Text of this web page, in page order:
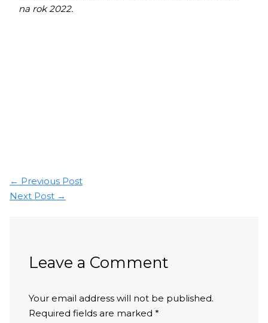
na rok 2022.
← Previous Post
Next Post →
Leave a Comment
Your email address will not be published.
Required fields are marked*